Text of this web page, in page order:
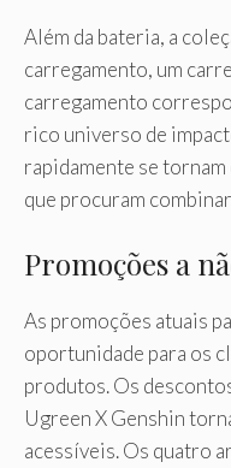
Além da bateria, a
carregamento, um
carregamento
rico universo de
rapidamente se
que procuram
Promoções a
As promoções atuais
oportunidade para os
produtos. Os
Ugreen X Genshin
acessíveis. Os quatro